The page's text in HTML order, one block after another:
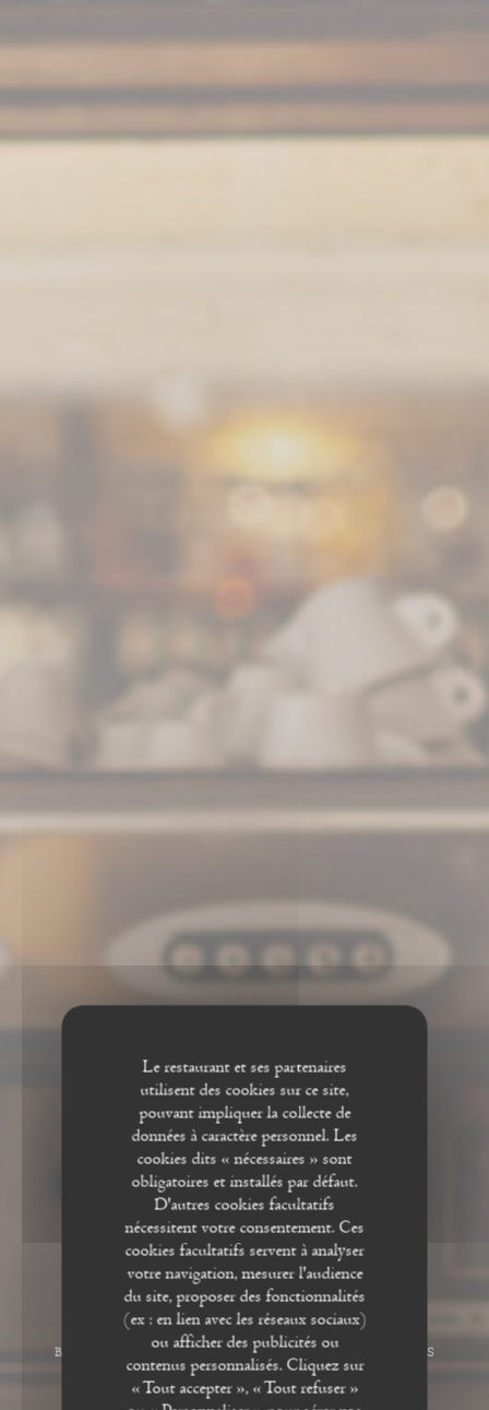
Le restaurant et ses partenaires
utilisent des cookies sur ce site,
pouvant impliquer la collecte de
données à caractère personnel. Les
cookies dits « nécessaires » sont
obligatoires et installés par défaut.
D'autres cookies facultatifs
nécessitent votre consentement. Ces
cookies facultatifs servent à analyser
votre navigation, mesurer l'audience
du site, proposer des fonctionnalités
(ex : en lien avec les réseaux sociaux)
ou afficher des publicités ou
contenus personnalisés. Cliquez sur
« Tout accepter », « Tout refuser »
BISTROT / CUISINE FRANÇAISE / TERRASSE PARIS